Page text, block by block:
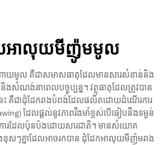
អាលុយមីញ៉ូមមូល
យមូល គឺជាសមាសធាតុដែលមានសារសំខាន់និង
សំណង់នាពេលបច្ចុប្បន្ន។ វត្ថុធាតុដែលត្រូវបាន
ះ គឺជាដុំដែករាងបំពង់ដែលផលិតដោយដំណើរការ
ដែលផ្តល់នូវភាពរឹងមាំខ្ពស់បើធៀបនឹងទម្ងន់
ការដែលប៉ុនប៉ងដោយសារជាតិ។ មានសំយោគ
ៗគ្នាដែលអាចរកបាន ដុំដែកអាលុយមីញ៉ូមរាង